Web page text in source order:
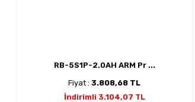
RB-5S1P-2.0AH ARM Pr ...
Fiyat :3.808,68 TL
İndirimli 3.104,07 TL